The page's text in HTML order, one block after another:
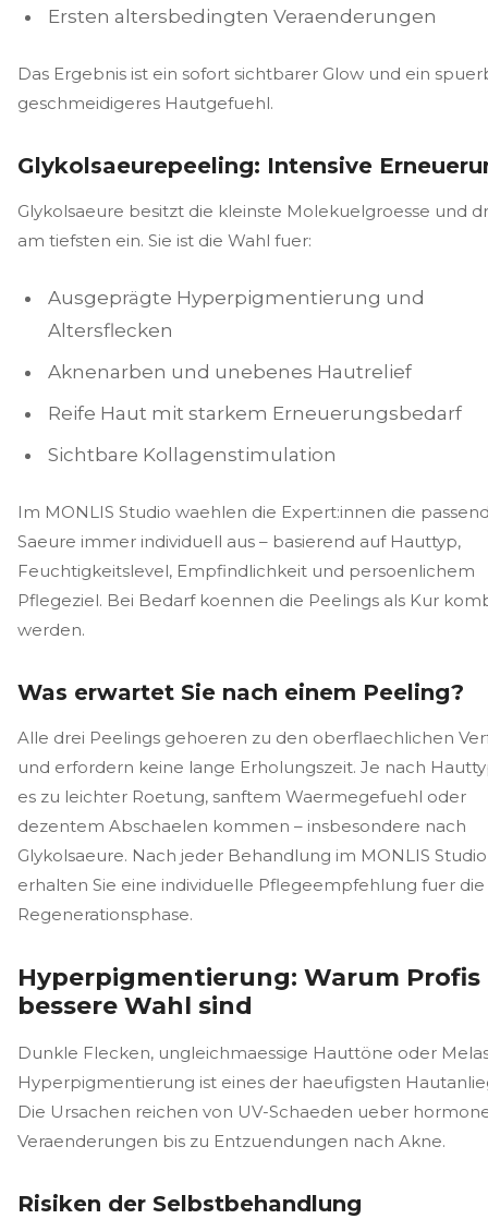
Ersten altersbedingten Veraenderungen
Das Ergebnis ist ein sofort sichtbarer Glow und ein
geschmeidigeres Hautgefuehl.
Glykolsaeurepeeling: Intensive
Glykolsaeure besitzt die kleinste Molekuelgroesse und
am tiefsten ein. Sie ist die Wahl fuer:
Ausgeprägte Hyperpigmentierung und
Altersflecken
Aknenarben und unebenes Hautrelief
Reife Haut mit starkem Erneuerungsbedarf
Sichtbare Kollagenstimulation
Im MONLIS Studio waehlen die Expert:innen die
Saeure immer individuell aus – basierend auf Hauttyp,
Feuchtigkeitslevel, Empfindlichkeit und persoenlichem
Pflegeziel. Bei Bedarf koennen die Peelings als Kur
werden.
Was erwartet Sie nach einem Peeling?
Alle drei Peelings gehoeren zu den oberflaechlichen
und erfordern keine lange Erholungszeit. Je nach
es zu leichter Roetung, sanftem Waermegefuehl oder
dezentem Abschaelen kommen – insbesondere nach
Glykolsaeure. Nach jeder Behandlung im MONLIS Studio
erhalten Sie eine individuelle Pflegeempfehlung fuer die
Regenerationsphase.
Hyperpigmentierung: Warum Profis
bessere Wahl sind
Dunkle Flecken, ungleichmaessige Hauttöne oder
Hyperpigmentierung ist eines der haeufigsten
Die Ursachen reichen von UV-Schaeden ueber
Veraenderungen bis zu Entzuendungen nach Akne.
Risiken der Selbstbehandlung